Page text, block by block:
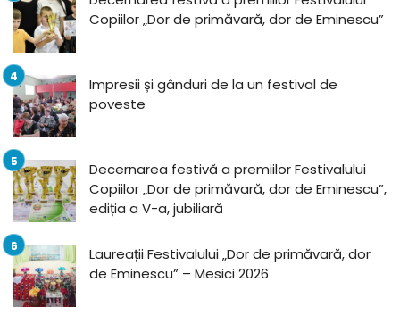
Copiilor „Dor de primăvară, dor de Eminescu”
Impresii și gânduri de la un festival de
poveste
Decernarea festivă a premiilor Festivalului
Copiilor „Dor de primăvară, dor de Eminescu”,
ediția a V-a, jubiliară
Laureații Festivalului „Dor de primăvară, dor
de Eminescu” – Mesici 2026